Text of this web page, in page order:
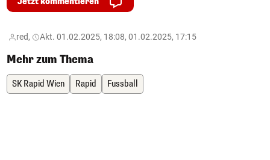
red, Akt. 01.02.2025, 18:08, 01.02.2025, 17:15
Mehr zum Thema
SK Rapid Wien Rapid Fussball